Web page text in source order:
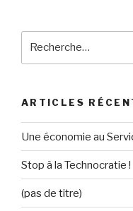
ARTICLES
Une économie au
Stop à la Technocratie !
(pas de titre)